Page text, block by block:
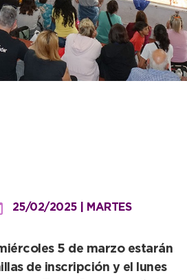
25/02/2025 | MARTES
5 de marzo estarán
de inscripción y el lunes